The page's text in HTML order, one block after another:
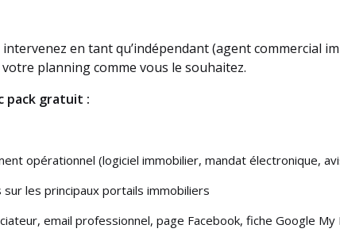
en tant qu’indépendant (agent commercial
planning comme vous le souhaitez.
pack gratuit :
opérationnel (logiciel immobilier, mandat électronique,
les principaux portails immobiliers
email professionnel, page Facebook, fiche Google My